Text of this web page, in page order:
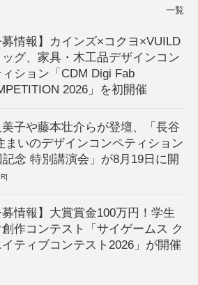
一覧
募情報】カインズ×コクヨ×VUILD
ッグ、家具・木工品デザインコン
ション「CDM Digi Fab
2026」を初開催
子や藤本壮介らが登壇、「長谷
まいのデザインコンペティション
記念 特別講演会」が8月19日に開
募情報】大賞賞金100万円！学生
作コンテスト「サイゲームス ク
イティブコンテスト2026」が開催